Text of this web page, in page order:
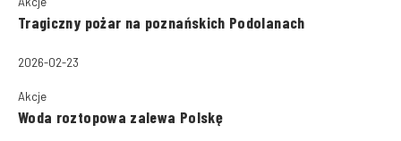
Tragiczny pożar na poznańskich Podolanach
2026-02-23
Akcje
Woda roztopowa zalewa Polskę